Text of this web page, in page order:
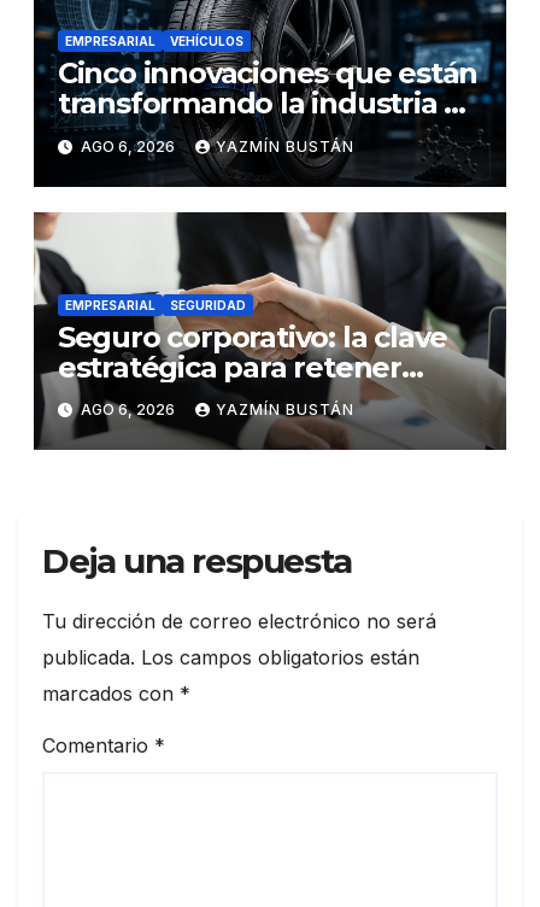
EMPRESARIAL VEHÍCULOS
Cinco innovaciones que están
transformando la industria de
los neumáticos y redefinen el
futuro de la movilidad
AGO 6, 2026 YAZMÍN BUSTÁN
EMPRESARIAL SEGURIDAD
Seguro corporativo: la clave
estratégica para retener
talento en Ecuador
AGO 6, 2026 YAZMÍN BUSTÁN
Deja una respuesta
Tu dirección de correo electrónico no será
publicada. Los campos obligatorios están
marcados con *
Comentario *